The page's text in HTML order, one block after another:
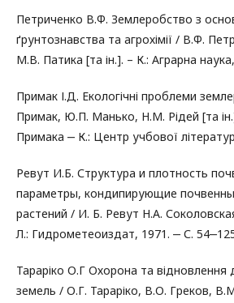
Петриченко В.Ф. Землеробство з
ґрунтознавства та агрохімії / В.Ф.
М.В. Патика [та ін.]. – К.: Аграрна
Примак І.Д. Екологічні проблеми
Примак, Ю.П. Манько, Н.М. Рідей [та
Примака ‒ К.: Центр учбової
Ревут И.Б. Структура и плотность
параметры, кондипирующие
растений / И. Б. Ревут Н.А.
Л.: Гидрометеоиздат, 1971. ‒ С.
Тараріко О.Г Охорона та відновлення
земель / О.Г. Тараріко, В.О. Греков,